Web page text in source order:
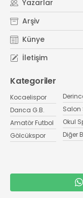
Yazarlar
Arşiv
Künye
İletişim
Kategoriler
Kocaelispor
Darıca G.B.
Amatör Futbol
Gölcükspor
Salon
Okul
Diğer